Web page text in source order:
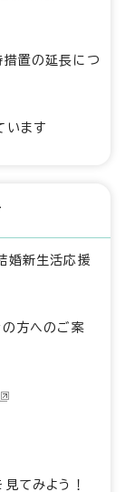
措置の延長につ
います
婚新生活応援
の方へのご案
てみよう！